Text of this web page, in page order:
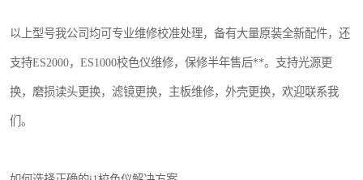
以上型号我公司均可专业维修校准处理，备有大量原装全新配件，还
支持ES2000，ES1000校色仪维修，保修半年售后**。支持光源更
换，磨损读头更换，滤镜更换，主板维修，外壳更换，欢迎联系我
们。